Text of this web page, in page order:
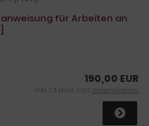
für Arbeiten an
190,00 EUR
inkl. 7 % MwSt. zzgl. Versandkosten